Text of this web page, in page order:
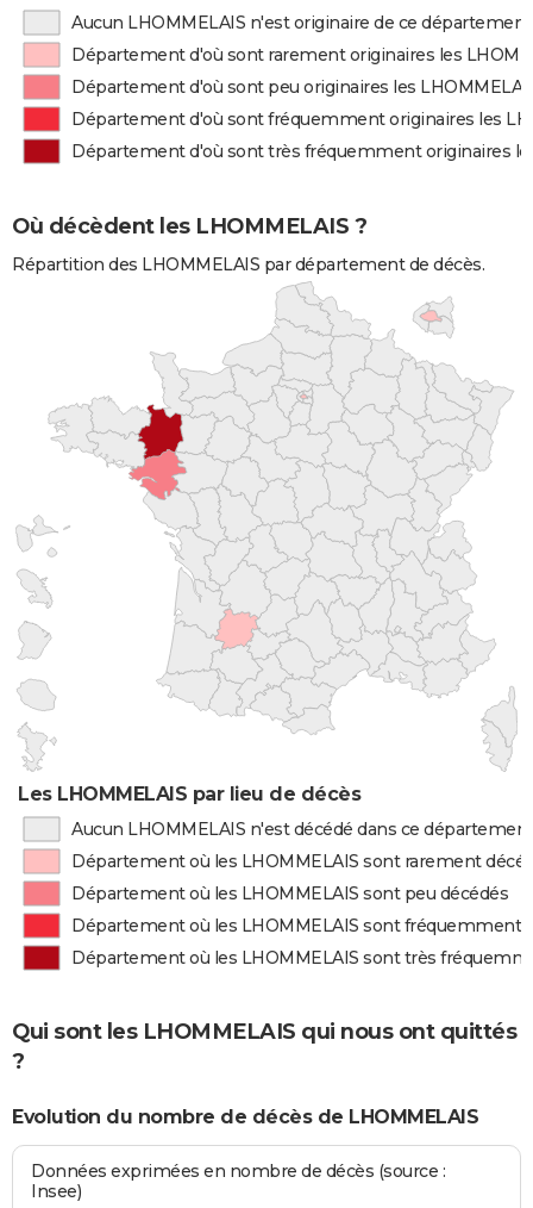
Aucun LHOMMELAIS n'est originaire de ce département
Département d'où sont rarement originaires les
Département d'où sont peu originaires les
Département d'où sont fréquemment originaires les
Département d'où sont très fréquemment originaires
Où décèdent les LHOMMELAIS ?
Répartition des LHOMMELAIS par département de décès.
Les LHOMMELAIS par lieu de décès
Aucun LHOMMELAIS n'est décédé dans ce département
Département où les LHOMMELAIS sont rarement
Département où les LHOMMELAIS sont peu décédés
Département où les LHOMMELAIS sont fréquemment
Département où les LHOMMELAIS sont très
Qui sont les LHOMMELAIS qui nous ont quittés
?
Evolution du nombre de décès de LHOMMELAIS
Données exprimées en nombre de décès (source :
Insee)